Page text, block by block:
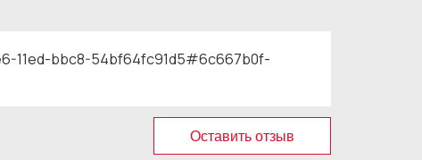
11ed-bbc8-54bf64fc91d5#6c667b0f-
Оставить отзыв